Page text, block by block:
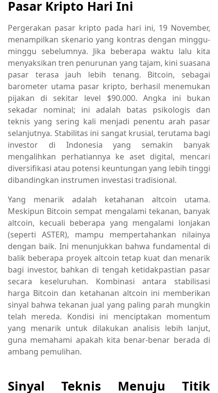
Pasar Kripto Hari Ini
Pergerakan pasar kripto pada hari ini, 19 November,
menampilkan skenario yang kontras dengan minggu-
minggu sebelumnya. Jika beberapa waktu lalu kita
menyaksikan tren penurunan yang tajam, kini suasana
pasar terasa jauh lebih tenang. Bitcoin, sebagai
barometer utama pasar kripto, berhasil menemukan
pijakan di sekitar level $90.000. Angka ini bukan
sekadar nominal; ini adalah batas psikologis dan
teknis yang sering kali menjadi penentu arah pasar
selanjutnya. Stabilitas ini sangat krusial, terutama bagi
investor di Indonesia yang semakin banyak
mengalihkan perhatiannya ke aset digital, mencari
diversifikasi atau potensi keuntungan yang lebih tinggi
dibandingkan instrumen investasi tradisional.
Yang menarik adalah ketahanan altcoin utama.
Meskipun Bitcoin sempat mengalami tekanan, banyak
altcoin, kecuali beberapa yang mengalami lonjakan
(seperti ASTER), mampu mempertahankan nilainya
dengan baik. Ini menunjukkan bahwa fundamental di
balik beberapa proyek altcoin tetap kuat dan menarik
bagi investor, bahkan di tengah ketidakpastian pasar
secara keseluruhan. Kombinasi antara stabilisasi
harga Bitcoin dan ketahanan altcoin ini memberikan
sinyal bahwa tekanan jual yang paling parah mungkin
telah mereda. Kondisi ini menciptakan momentum
yang menarik untuk dilakukan analisis lebih lanjut,
guna memahami apakah kita benar-benar berada di
ambang pemulihan.
Sinyal Teknis Menuju Titik